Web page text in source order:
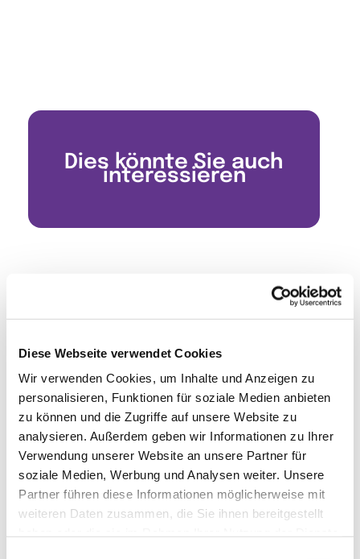
Diese Webseite verwendet Cookies
Wir verwenden Cookies, um Inhalte und Anzeigen zu
personalisieren, Funktionen für soziale Medien anbieten
zu können und die Zugriffe auf unsere Website zu
analysieren. Außerdem geben wir Informationen zu Ihrer
Verwendung unserer Website an unsere Partner für
soziale Medien, Werbung und Analysen weiter. Unsere
Partner führen diese Informationen möglicherweise mit
weiteren Daten zusammen, die Sie ihnen bereitgestellt
Dies könnte Sie auch
interessieren